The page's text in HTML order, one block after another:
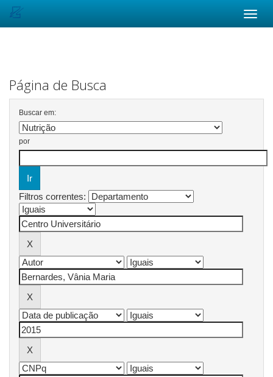
Página de Busca
Buscar em:
por
Filtros correntes: